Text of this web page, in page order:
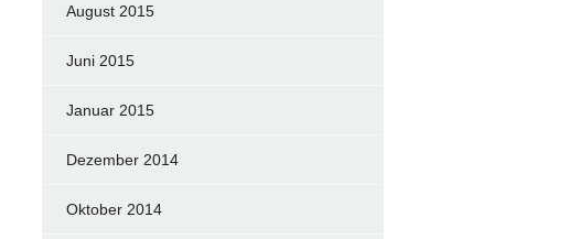
August 2015
Juni 2015
Januar 2015
Dezember 2014
Oktober 2014